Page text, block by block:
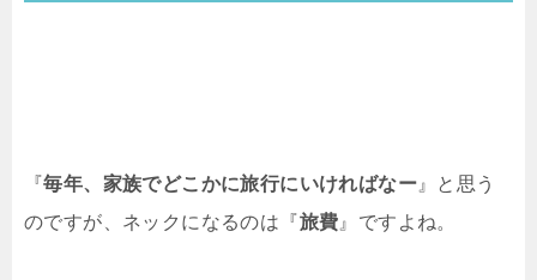
『毎年、家族でどこかに旅行にいければなー 』と思う
のですが、ネックになるのは『旅費 』ですよね。